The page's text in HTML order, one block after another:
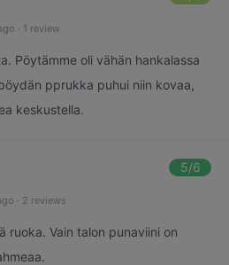
· 1 review
Pöytämme oli vähän hankalassa
pprukka puhui niin kovaa,
keskustella.
5/6
· 2 reviews
ruoka. Vain talon punaviini on